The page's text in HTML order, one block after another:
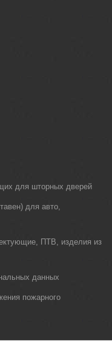
для шторных дверей
для авто,
ПТВ, изделия из
данных
пожарного